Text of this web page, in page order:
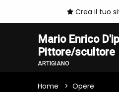
Crea il tuo
Mario Enrico
Pittore/scultore
ARTIGIANO
Home
Opere